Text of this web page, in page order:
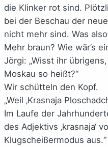
die Klinker rot sind.
bei der Beschau der
nicht mehr sind. Was
Mehr braun? Wie wär’s
Jörgi: „Wisst ihr
Moskau so heißt?“
Wir schütteln den Kopf.
„Weil ‚Krasnaja
Im Laufe der
des Adjektivs ‚krasnaja‘
Klugscheißermodus aus.“